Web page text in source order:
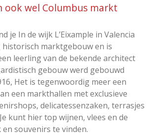
ook wel Columbus markt
je In de wijk L’Eixample in Valencia
marktgebouw en is
leerling van de bekende architect
gebouw werd gebouwd
Het is tegenwoordig meer een
een markthallen met exclusieve
delicatessenzaken, terrasjes
kunt hier top wijnen, vlees en de
souvenirs te vinden.